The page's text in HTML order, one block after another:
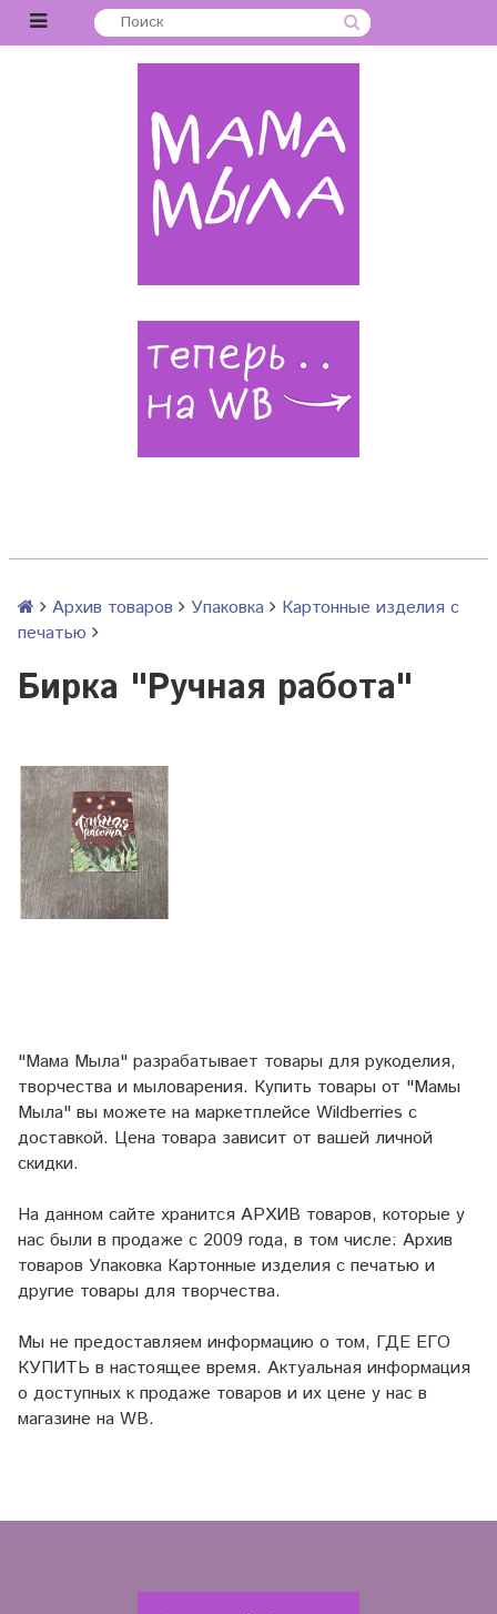
Архив товаров Упаковка
Картонные изделия с
печатью
Бирка "Ручная работа"
"Мама Мыла" разрабатывает товары для рукоделия,
творчества и мыловарения. Купить товары от "Мамы
Мыла" вы можете на маркетплейсе Wildberries с
доставкой. Цена товара зависит от вашей личной
скидки.
На данном сайте хранится АРХИВ товаров, которые у
нас были в продаже с 2009 года, в том числе: Архив
товаров Упаковка Картонные изделия с печатью и
другие товары для творчества.
Мы не предоставляем информацию о том, ГДЕ ЕГО
КУПИТЬ в настоящее время. Актуальная информация
о доступных к продаже товаров и их цене у нас в
магазине на WB.